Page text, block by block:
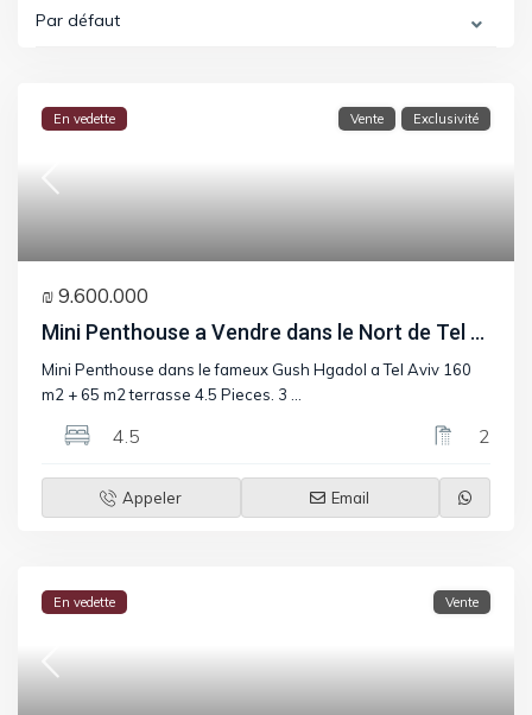
Par défaut
En vedette Vente Exclusivité
₪ 9.600.000
Mini Penthouse a Vendre dans le Nort de Tel ...
Mini Penthouse dans le fameux Gush Hgadol a Tel Aviv 160
m2 + 65 m2 terrasse 4.5 Pieces. 3
4.5 2
Appeler Email
En vedette Vente